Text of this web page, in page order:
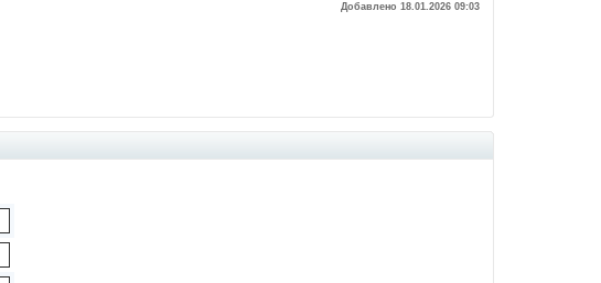
Добавлено 18.01.2026 09:03